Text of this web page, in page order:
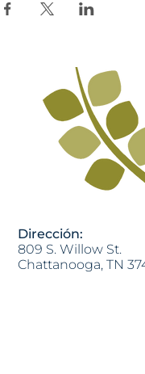
Dirección:
809 S. Willow St.
Chattanooga, TN